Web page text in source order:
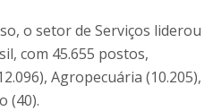
o setor de Serviços liderou
com 45.655 postos,
Agropecuária (10.205),
(40).